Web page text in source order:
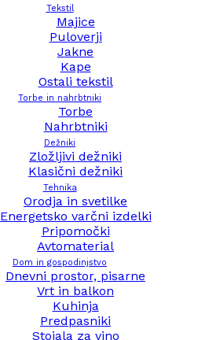
Tekstil
Majice
Puloverji
Jakne
Kape
Ostali tekstil
Torbe in nahrbtniki
Torbe
Nahrbtniki
Dežniki
Zložljivi dežniki
Klasični dežniki
Tehnika
Orodja in svetilke
Energetsko varčni izdelki
Pripomočki
Avtomaterial
Dom in gospodinjstvo
Dnevni prostor, pisarne
Vrt in balkon
Kuhinja
Predpasniki
Stojala za vino